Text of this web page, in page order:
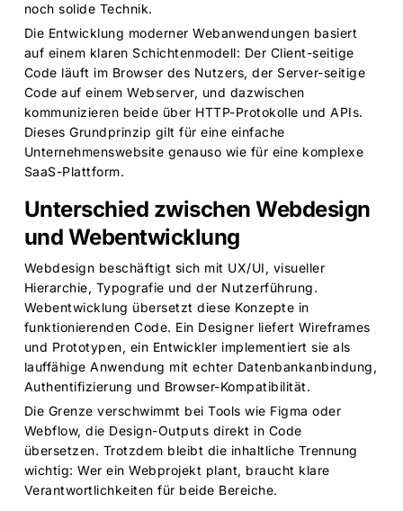
noch solide Technik.
Die Entwicklung moderner Webanwendungen basiert
auf einem klaren Schichtenmodell: Der Client-seitige
Code läuft im Browser des Nutzers, der Server-seitige
Code auf einem Webserver, und dazwischen
kommunizieren beide über HTTP-Protokolle und APIs.
Dieses Grundprinzip gilt für eine einfache
Unternehmenswebsite genauso wie für eine komplexe
SaaS-Plattform.
Unterschied zwischen Webdesign
und Webentwicklung
Webdesign beschäftigt sich mit UX/UI, visueller
Hierarchie, Typografie und der Nutzerführung.
Webentwicklung übersetzt diese Konzepte in
funktionierenden Code. Ein Designer liefert Wireframes
und Prototypen, ein Entwickler implementiert sie als
lauffähige Anwendung mit echter Datenbankanbindung,
Authentifizierung und Browser-Kompatibilität.
Die Grenze verschwimmt bei Tools wie Figma oder
Webflow, die Design-Outputs direkt in Code
übersetzen. Trotzdem bleibt die inhaltliche Trennung
wichtig: Wer ein Webprojekt plant, braucht klare
Verantwortlichkeiten für beide Bereiche.